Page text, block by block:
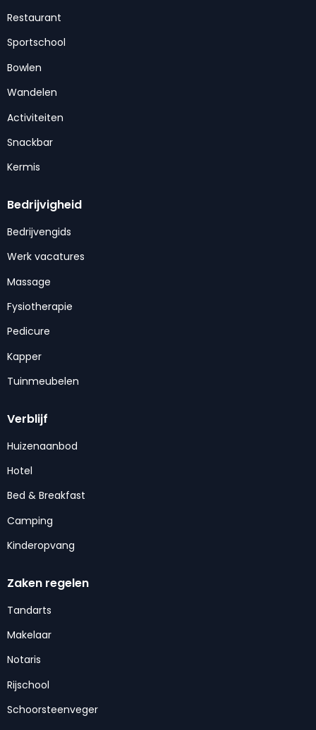
Restaurant
Sportschool
Bowlen
Wandelen
Activiteiten
Snackbar
Kermis
Bedrijvigheid
Bedrijvengids
Werk vacatures
Massage
Fysiotherapie
Pedicure
Kapper
Tuinmeubelen
Verblijf
Huizenaanbod
Hotel
Bed & Breakfast
Camping
Kinderopvang
Zaken regelen
Tandarts
Makelaar
Notaris
Rijschool
Schoorsteenveger